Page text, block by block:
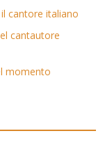
cantore italiano
cantautore
momento